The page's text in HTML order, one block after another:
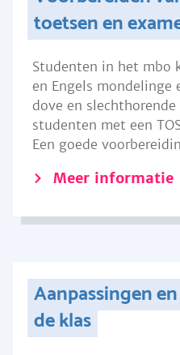
toetsen en
Studenten in het mbo
en Engels mondelinge
dove en
studenten met een
Een goede
Meer informatie
Aanpassingen
de klas